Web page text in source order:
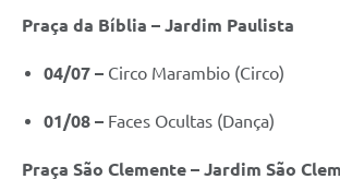
Praça da Bíblia – Jardim Paulista
04/07 – Circo Marambio (Circo)
01/08 – Faces Ocultas (Dança)
Praça São Clemente – Jardim São